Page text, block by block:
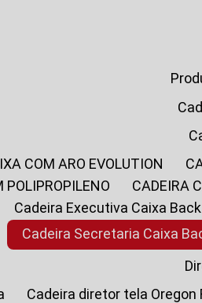
COM ARO EVOLUTION
POLIPROPILENO
CADEIRA
Cadeira Executiva Caixa
Cadeira Secretaria Caixa
Cadeira diretor tela Oregon